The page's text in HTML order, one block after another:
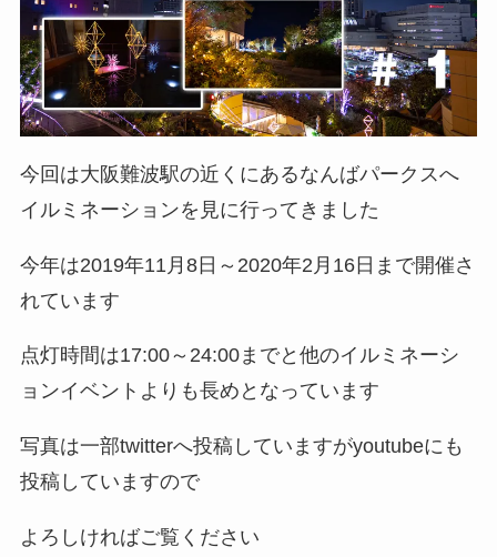
今回は大阪難波駅の近くにあるなんばパークスへ
イルミネーションを見に行ってきました
今年は2019年11月8日～2020年2月16日まで開催さ
れています
点灯時間は17:00～24:00までと他のイルミネーシ
ョンイベントよりも長めとなっています
写真は一部twitterへ投稿していますがyoutubeにも
投稿していますので
よろしければご覧ください